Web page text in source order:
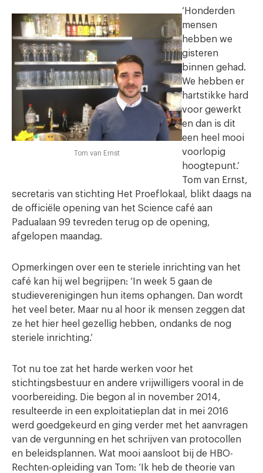
Tom van Ernst
‘Honderden
mensen
hebben we
gisteren
binnen gehad.
We hebben er
hartstikke hard
voor gewerkt
en dan is dit
een heel mooi
voorlopig
hoogtepunt.’
Tom van Ernst,
secretaris van stichting Het Proeflokaal, blikt daags na
de officiële opening van het Science café aan
Padualaan 99 tevreden terug op de opening,
afgelopen maandag.
Opmerkingen over een te steriele inrichting van het
café kan hij wel begrijpen: ‘In week 5 gaan de
studieverenigingen hun items ophangen. Dan wordt
het veel beter. Maar nu al hoor ik mensen zeggen dat
ze het hier heel gezellig hebben, ondanks de nog
steriele inrichting.’
Tot nu toe zat het harde werken voor het
stichtingsbestuur en andere vrijwilligers vooral in de
voorbereiding. Die begon al in november 2014,
resulteerde in een exploitatieplan dat in mei 2016
werd goedgekeurd en ging verder met het aanvragen
van de vergunning en het schrijven van protocollen
en beleidsplannen. Wat mooi aansloot bij de HBO-
Rechten-opleiding van Tom: ‘Ik heb de theorie van